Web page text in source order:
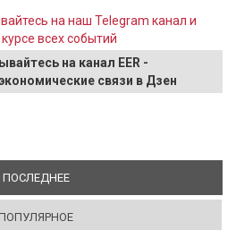
на наш Telegram канал и
всех событий
на канал EER -
связи в Дзен
ПОСЛЕДНЕЕ(АКТИВНАЯ ВКЛАДКА)